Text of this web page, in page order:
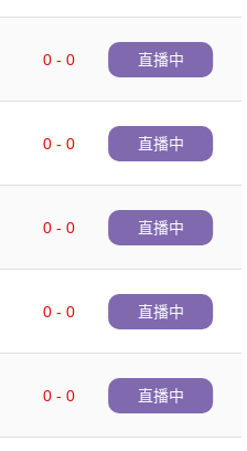
0 - 0
直播中
0 - 0
直播中
0 - 0
直播中
0 - 0
直播中
0 - 0
直播中